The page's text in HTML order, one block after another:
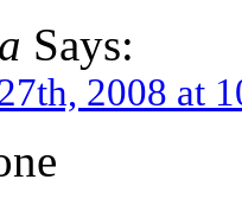
Says:
2008 at